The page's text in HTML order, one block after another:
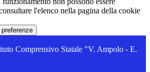
l'elenco nella pagina della cookie
Comprensivo Statale "V. Ampolo - E.